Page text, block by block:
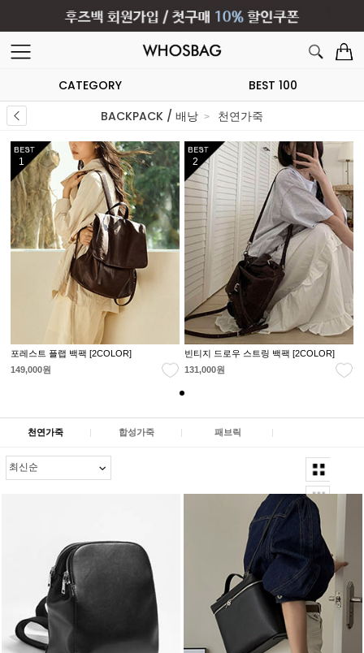
CATEGORY
BEST 100
BACKPACK / 배낭
천연가죽
1
포레스트 플랩 백팩 [2COLOR]
149,000원
2
빈티지 드로우 스트링 백팩 [2COLOR]
131,000원
천연가죽 | 합성가죽 | 패브릭 |